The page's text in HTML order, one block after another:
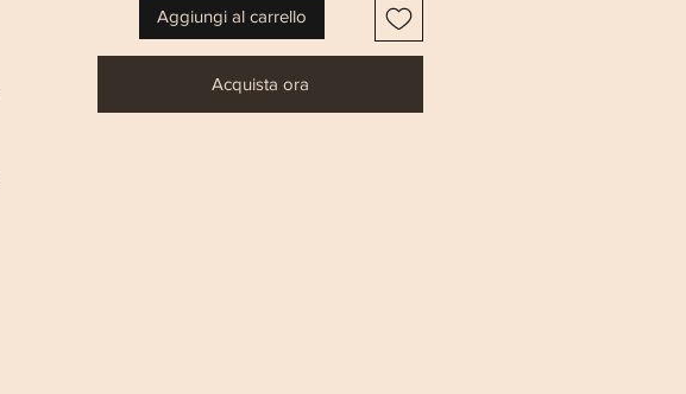
Aggiungi al carrello
Acquista ora